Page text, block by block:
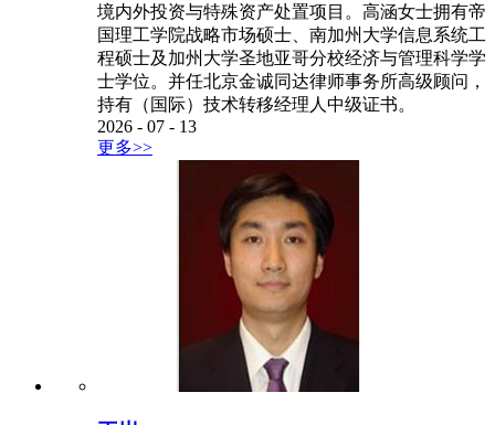
境内外投资与特殊资产处置项目。高涵女士拥有帝
国理工学院战略市场硕士、南加州大学信息系统工
程硕士及加州大学圣地亚哥分校经济与管理科学学
士学位。并任北京金诚同达律师事务所高级顾问，
持有（国际）技术转移经理人中级证书。
2026 - 07 - 13
更多>>